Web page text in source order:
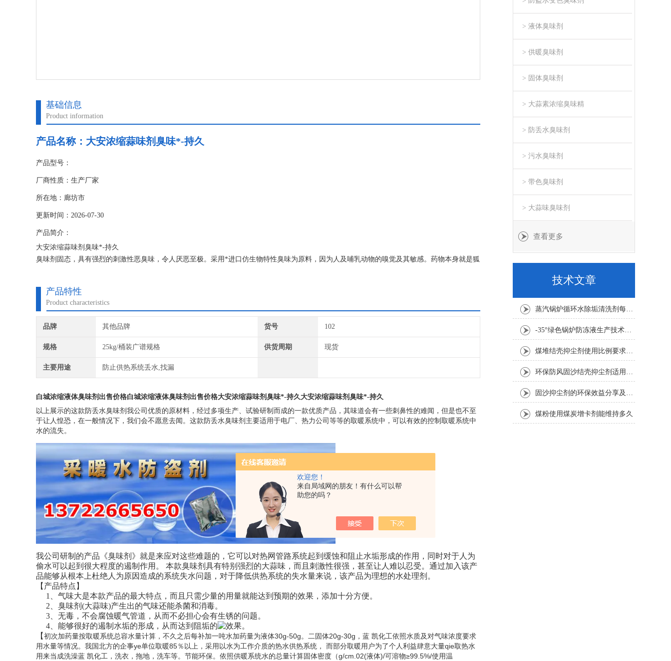
欢迎您！
来自局域网的朋友！有什么可以帮
助您的吗？
基础信息
Product information
产品名称： 大安浓缩蒜味剂臭味*-持久
产品型号：
厂商性质：生产厂家
所在地：廊坊市
更新时间：2026-07-30
产品简介：
大安浓缩蒜味剂臭味*-持久
臭味剂固态，具有强烈的刺激性恶臭味，令人厌恶至极。采用*进口仿生物特性臭味为原料，因为人及哺乳动物的嗅觉及其敏感。药物本身就是狐
产品特性
Product characteristics
品牌 其他品牌 货号 102
规格 25kg/桶装广谱规格 供货周期 现货
主要用途 防止供热系统丢水,找漏
白城浓缩液体臭味剂出售价格白城浓缩液体臭味剂出售价格大安浓缩蒜味剂臭味*-持久大安浓缩蒜味剂臭味*-持久
以上展示的这款防丢水臭味剂我公司优质的原材料，经过多项生产、试验研制而成的一款优质产品，其味道会有一些刺鼻性的难闻，但是也不至
于让人惶恐，在一般情况下，我们会不愿意去闻。这款防丢水臭味剂主要适用于电厂、热力公司等等的取暖系统中，可以有效的控制取暖系统中
水的流失。
我公司研制的产品《臭味剂》就是来应对这些难题的，它可以对热网管路系统起到缓蚀和阻止水垢形成的作用，同时对于人为
偷水可以起到很大程度的遏制作用。 本款臭味剂具有特别强烈的大蒜味，而且刺激性很强，甚至让人难以忍受。通过加入该产
品能够从根本上杜绝人为原因造成的系统失水问题，对于降低供热系统的失水量来说，该产品为理想的水处理剂。
【产品特点】
1、气味大是本款产品的最大特点，而且只需少量的用量就能达到预期的效果，添加十分方便。
2、臭味剂(大蒜味)产生出的气味还能杀菌和消毒。
3、无毒，不会腐蚀暖气管道，从而不必担心会有生锈的问题。
4、能够很好的遏制水垢的形成，从而达到阻垢的
效果。
【初次加药量按取暖系统总容水量计算，不久之后每补加一吨水加药量为液体30g-50g。二固体20g-30g，蓝 凯化工依照水质及对气味浓度要求
用水量等情况。我国北方的企事ye单位取暖85％以上，采用以水为工作介质的热水供热系统， 而部分取暖用户为了个人利益肆意大量qie取热水
用来当成洗澡蓝 凯化工，洗衣，拖地，洗车等。节能环保。依照供暖系统水的总量计算固体密度（g/cm.02(液体)/可溶物≥99.5%/使用温
> 液体臭味剂
> 供暖臭味剂
> 固体臭味剂
> 大蒜素浓缩臭味精
> 防丢水臭味剂
> 污水臭味剂
> 带色臭味剂
> 大蒜味臭味剂
查看更多
技术文章
蒸汽锅炉循环水除垢清洗剂每吨水用量
-35°绿色锅炉防冻液生产技术要求
煤堆结壳抑尘剂使用比例要求1:100倍
环保防风固沙结壳抑尘剂适用要求
固沙抑尘剂的环保效益分享及其应用考虑因素介绍
煤粉使用煤炭增卡剂能维持多久